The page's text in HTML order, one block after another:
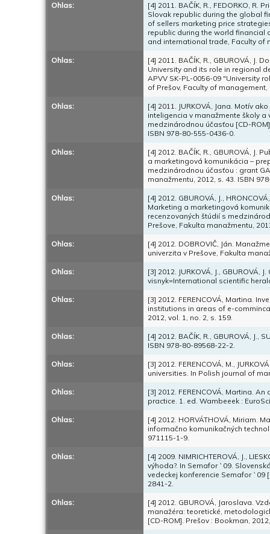
Ohlas:
[4] 2011. BAČÍK, R., FEDORKO,
Slovak republic during the global
of sellers marketing price
republic during the world financial
and international trade, Faculty of
Ohlas:
[4] 2011. BAČÍK, R., GBUROVÁ,
University and its role in regional
APVV SK-PL-0056-09 "University
of Prešov, Faculty of
Ohlas:
[4] 2011. JURKOVÁ, Jana. Motív
inteligencia v manažmente školy a
medzinárodnou účasťou [CD-
ISBN 978-80-555-0436-0.
Ohlas:
[4] 2012. BAČÍK, R., GBUROVÁ,
a marketingová komunikácia –
medzinárodnou účasťou : grant
manažmentu, 2012, s. 43. ISBN
Ohlas:
[4] 2012. GBUROVÁ, J.,
Marketing a marketingová
recenzovaných štúdií s
Prešove, Fakulta manažmentu,
Ohlas:
[4] 2012. DOBROVIČ, Ján.
univerzita v Prešove, Fakulta
Ohlas:
[3] 2012. JURKOVÁ, J.,
visnyk=International scientific
Ohlas:
[3] 2012. FERENCOVÁ, Martina.
institutions in areas of e-
2012, vol. 1, no. 2, s. 159.
Ohlas:
[4] 2012. BAČÍK, R., GBUROVÁ, J.,
ISBN 978-80-89568-22-2.
Ohlas:
[3] 2012. FERENCOVÁ, M.,
universities. In Polish journal of
Ohlas:
[3] 2012. FERENCOVÁ, Martina.
practice. 1. ed. Wambeeek :
Ohlas:
[4] 2012. HORVÁTHOVÁ, Miriam.
informačno komunikačných
971115-1-9.
Ohlas:
[4] 2009. NIMRICHTEROVÁ, J.,
výhoda?. In Semafor `09.
vedeckej konferencie Semafor `09
2841-2.
Ohlas:
[4] 2012. GBUROVÁ, Jaroslava.
manažéra: teoretické,
[CD-ROM]. Prešov : Bookman,